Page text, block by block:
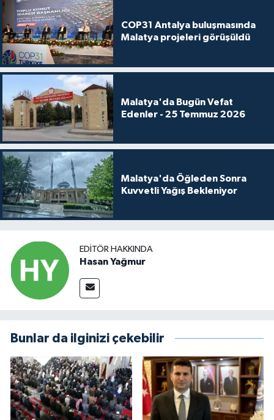
COP31 Antalya buluşmasında
Malatya projeleri görüşüldü
Malatya'da Bugün Vefat
Edenler - 25 Temmuz 2026
Malatya'da Öğleden Sonra
Kuvvetli Yağış Bekleniyor
EDITÖR HAKKINDA
Hasan Yağmur
Bunlar da ilginizi çekebilir